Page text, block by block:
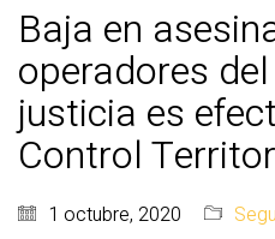
Baja en
operadores
justicia es
Control
1 octubre, 2020